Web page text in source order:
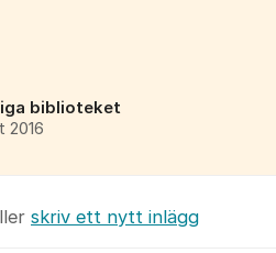
biblioteket
2016
skriv ett nytt inlägg